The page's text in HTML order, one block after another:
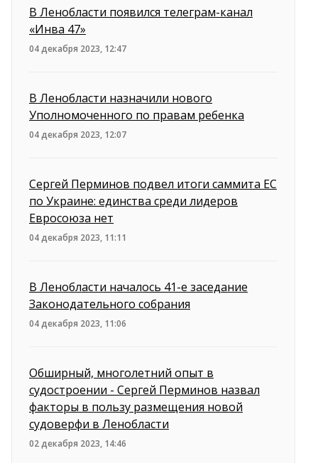
В Ленобласти появился телеграм-канал
«Инва 47»
04 декабря 2023, 12:47
В Ленобласти назначили нового
Уполномоченного по правам ребенка
04 декабря 2023, 12:07
Сергей Перминов подвел итоги саммита ЕС
по Украине: единства среди лидеров
Евросоюза нет
04 декабря 2023, 11:11
В Ленобласти началось 41-е заседание
Законодательного собрания
04 декабря 2023, 11:06
Обширный, многолетний опыт в
судостроении - Сергей Перминов назвал
факторы в пользу размещения новой
судоверфи в Ленобласти
02 декабря 2023, 14:46